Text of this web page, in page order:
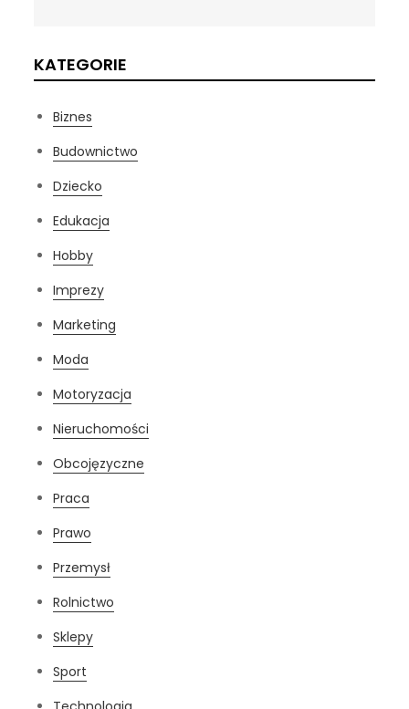
KATEGORIE
Biznes
Budownictwo
Dziecko
Edukacja
Hobby
Imprezy
Marketing
Moda
Motoryzacja
Nieruchomości
Obcojęzyczne
Praca
Prawo
Przemysł
Rolnictwo
Sklepy
Sport